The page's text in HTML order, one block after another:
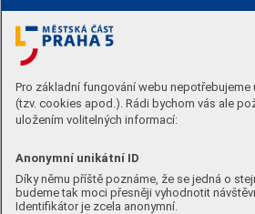
Pro základní fungování webu
(tzv. cookies apod.). Rádi bychom vás ale
uložením volitelných informací:
Anonymní unikátní ID
Díky němu příště poznáme, že se jedná o
budeme tak moci přesněji vyhodnotit
Identifikátor je zcela anonymní.
Obsah